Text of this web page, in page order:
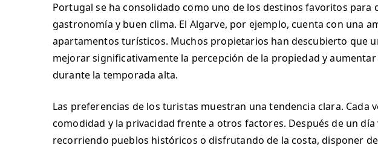
Portugal se ha consolidado como uno de los destinos favoritos para
gastronomía y buen clima. El Algarve, por ejemplo, cuenta con una
apartamentos turísticos. Muchos propietarios han descubierto que
mejorar significativamente la percepción de la propiedad y
durante la temporada alta.
Las preferencias de los turistas muestran una tendencia clara. Cada
comodidad y la privacidad frente a otros factores. Después de un
recorriendo pueblos históricos o disfrutando de la costa, disponer